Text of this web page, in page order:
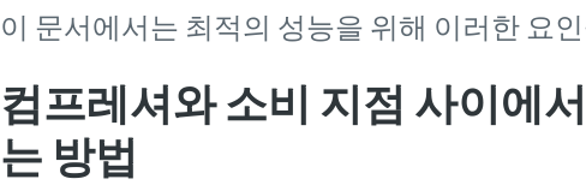
이 문서에서는 최적의 성능을 위해 이러한 요
컴프레셔와 소비 지점 사이에
는 방법